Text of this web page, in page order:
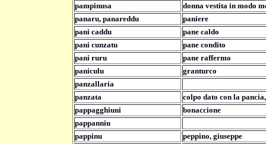
pampinusa
donna vestita in modo
panaru, panareddu
paniere
pani caddu
pane caldo
pani cunzatu
pane condito
pani ruru
pane raffermo
paniculu
granturco
panzallaria
panzata
colpo dato con la
pappagghiuni
bonaccione
pappanniu
pappinu
peppino, giuseppe